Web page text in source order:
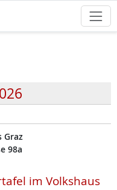
Graz
98a
im Volkshaus